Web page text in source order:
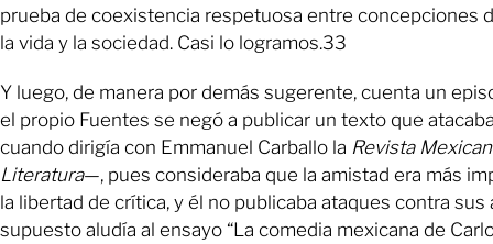
prueba de coexistencia respetuosa entre concepciones
la vida y la sociedad. Casi lo logramos.33
Y luego, de manera por demás sugerente, cuenta un
el propio Fuentes se negó a publicar un texto que
cuando dirigía con Emmanuel Carballo la Revista
Literatura—, pues consideraba que la amistad era más
la libertad de crítica, y él no publicaba ataques contra sus
supuesto aludía al ensayo “La comedia mexicana de